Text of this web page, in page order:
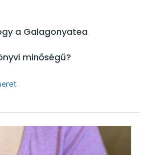
a Galagonyatea
minőségű?